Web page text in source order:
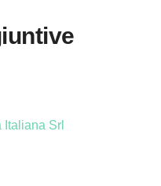
Italiana Srl